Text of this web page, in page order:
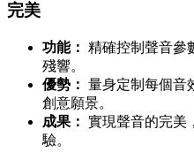
完美
功能： 精確控制聲音參
殘響。
優勢： 量身定制每個音
創意願景。
成果： 實現聲音的完美
驗。